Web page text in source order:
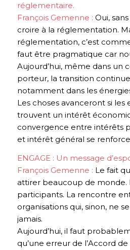
réglementaire.
François Gemenne : Oui,
croire à la réglementation.
réglementation, c’est
faut être pragmatique car
Aujourd’hui, même dans un
porteur, la transition
notamment dans les
Les choses avanceront si les
trouvent un intérêt
convergence entre intérêts
et intérêt général se
ENGAGE : Un message
François Gemenne : Le fait
attirer beaucoup de monde.
participants. La rencontre
organisations qui, sinon, ne
jamais.
Aujourd’hui, il faut
qu’une erreur de l’Accord